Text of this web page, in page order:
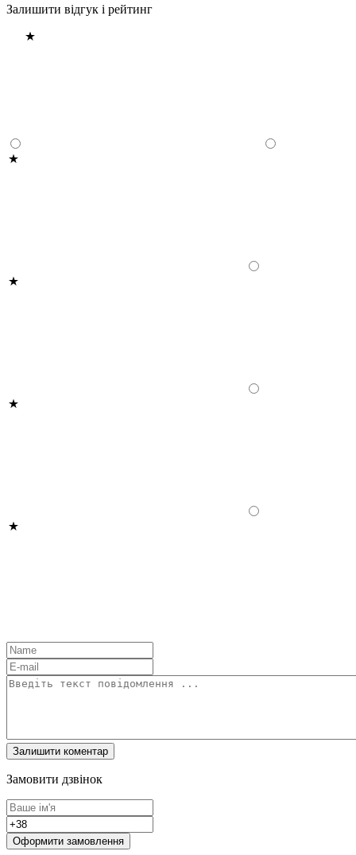
Залишити відгук і рейтинг
Замовити дзвінок
Оформити замовлення